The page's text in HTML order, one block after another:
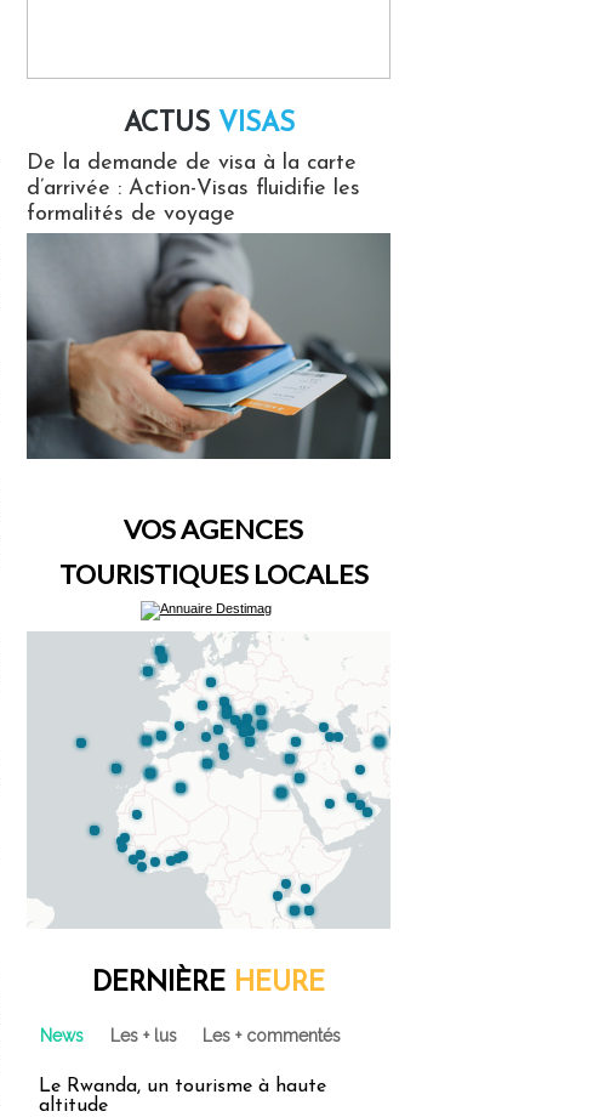
ACTUS VISAS
De la demande de visa à la carte
d’arrivée : Action-Visas fluidifie les
formalités de voyage
VOS AGENCES
TOURISTIQUES LOCALES
DERNIÈRE HEURE
News Les + lus Les + commentés
Le Rwanda, un tourisme à haute
altitude